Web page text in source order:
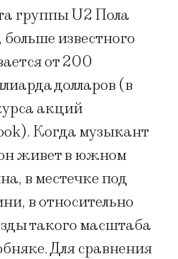
группы U2 Пола
известного
от 200
долларов (в
акций
Когда музыкант
он живет в южном
в местечке под
в относительно
такого масштаба
Для сравнения